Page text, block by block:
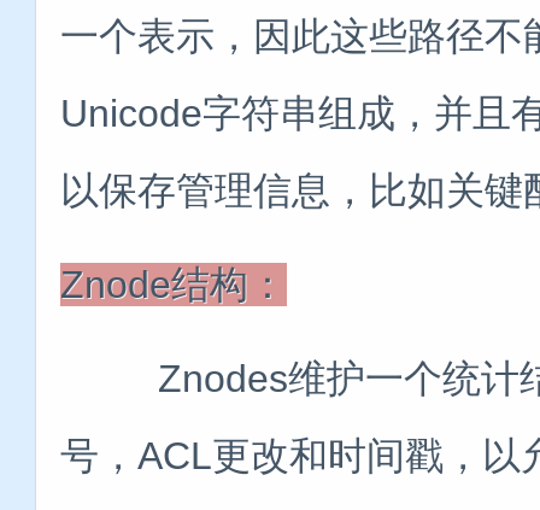
一个表示，因此这些路径
Unicode字符串组成，并且
以保存管理信息，比如关键
Znode结构：
Znodes维护一个统计结
号，ACL更改和时间戳，以